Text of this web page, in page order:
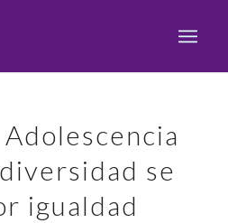
se
igualdad